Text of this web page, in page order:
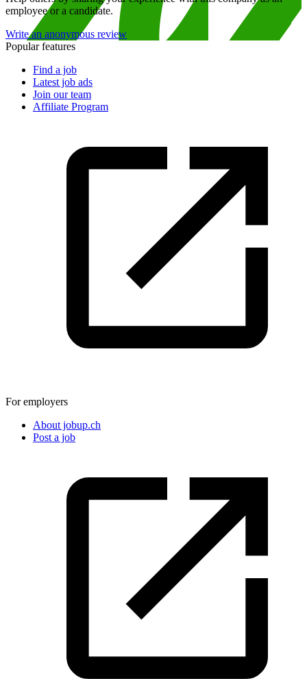
employee or a candidate.
Write an anonymous review
Popular features
Find a job
Latest job ads
Join our team
Affiliate Program
For employers
About jobup.ch
Post a job